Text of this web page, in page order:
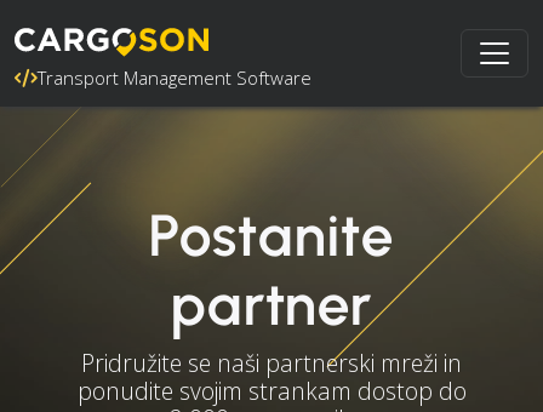
Transport Management Software
Postanite
partner
Pridružite se naši partnerski mreži in
ponudite svojim strankam dostop do